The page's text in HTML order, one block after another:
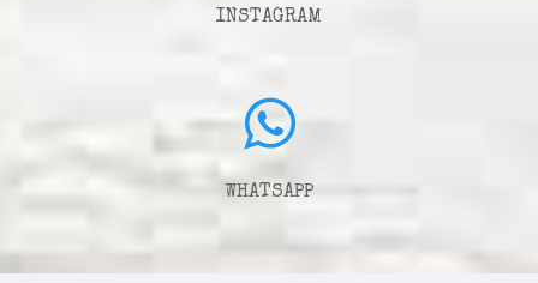
INSTAGRAM
WHATSAPP